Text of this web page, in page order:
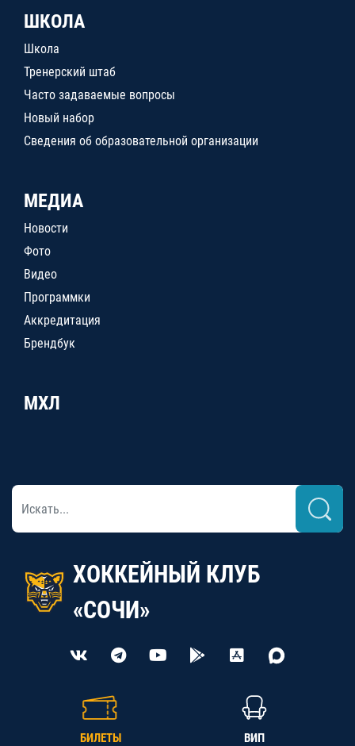
ШКОЛА
Школа
Тренерский штаб
Часто задаваемые вопросы
Новый набор
Сведения об образовательной организации
МЕДИА
Новости
Фото
Видео
Программки
Аккредитация
Брендбук
МХЛ
ХОККЕЙНЫЙ КЛУБ
«СОЧИ»
БИЛЕТЫ ВИП